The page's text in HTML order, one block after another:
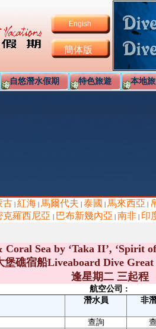
Engish
簡体版
自悠潛水假期 特色旅遊 本地
古 | 紅海 | 馬爾代夫 | 泰國 | 馬來西亞 |
克羅西尼亞 | 巴布新幾內亞 | 南非| 印
Coral Sea by ‘Taka II’, ‘Spirit
堡礁宿船Liveaboard Dive
逢星期二 三起程
航空公司 :
潛水員 非
查詢